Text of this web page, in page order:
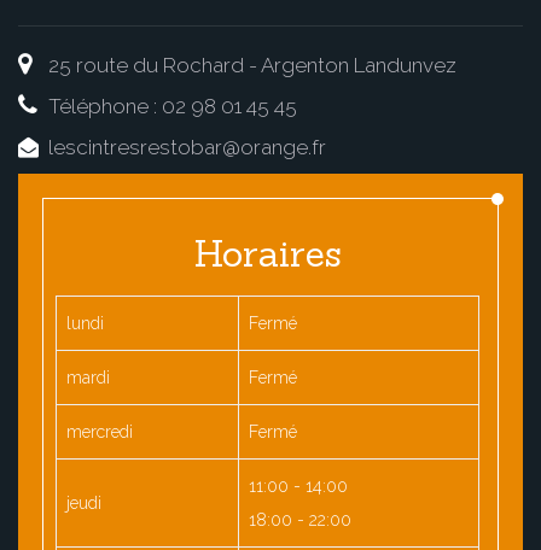
25 route du Rochard - Argenton Landunvez
Téléphone : 02 98 01 45 45
lescintresrestobar@orange.fr
Horaires
lundi Fermé
mardi Fermé
mercredi Fermé
jeudi
11:00 - 14:00
18:00 - 22:00